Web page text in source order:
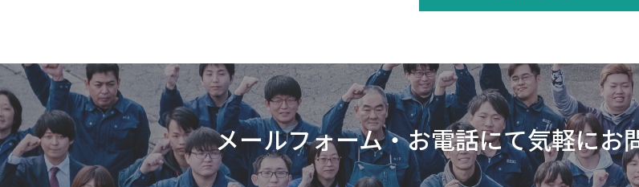
メールフォーム・お電話にて気軽にお